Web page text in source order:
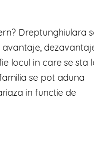
? Dreptunghiulara
avantaje,
locul in care se sta
se pot aduna
in functie de